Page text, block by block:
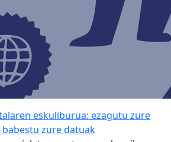
eskuliburua: ezagutu zure
zure datuak